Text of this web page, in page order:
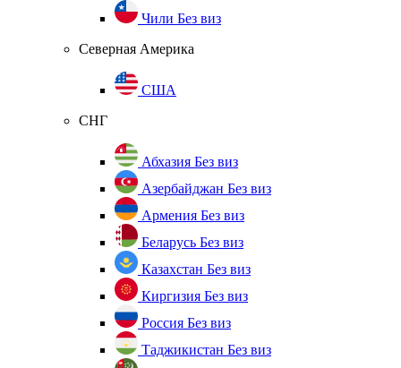
Чили Без виз
Северная Америка
США
СНГ
Абхазия Без виз
Азербайджан Без виз
Армения Без виз
Беларусь Без виз
Казахстан Без виз
Киргизия Без виз
Россия Без виз
Таджикистан Без виз